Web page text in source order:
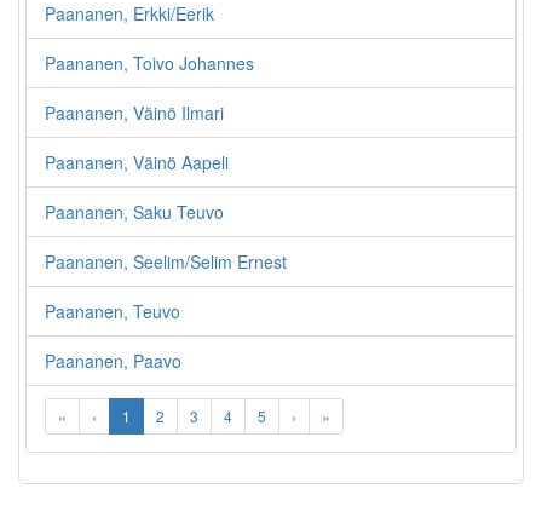
Paananen, Erkki/Eerik
Paananen, Toivo Johannes
Paananen, Väinö Ilmari
Paananen, Väinö Aapeli
Paananen, Saku Teuvo
Paananen, Seelim/Selim Ernest
Paananen, Teuvo
Paananen, Paavo
« ‹ 1 2 3 4 5 › »